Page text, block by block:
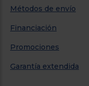
Métodos de envío
Financiación
Promociones
Garantía extendida